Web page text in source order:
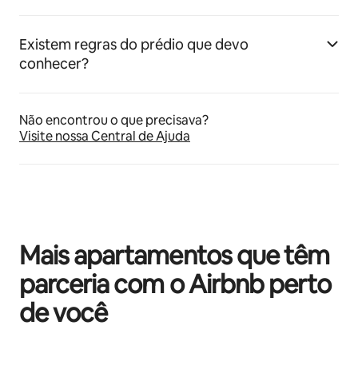
Existem regras do prédio que devo
conhecer?
Não encontrou o que precisava?
Visite nossa Central de Ajuda
Mais apartamentos que têm
parceria com o Airbnb perto
de você